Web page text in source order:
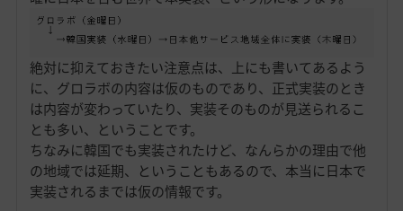
絶対に抑えておきたい注意点は、上にも書いてあるよう
に、グロラボの内容は仮のものであり、正式実装のとき
は内容が変わっていたり、実装そのものが見送られるこ
とも多い、ということです。
ちなみに韓国でも実装されたけど、なんらかの理由で他
の地域では延期、ということもあるので、本当に日本で
実装されるまでは仮の情報です。